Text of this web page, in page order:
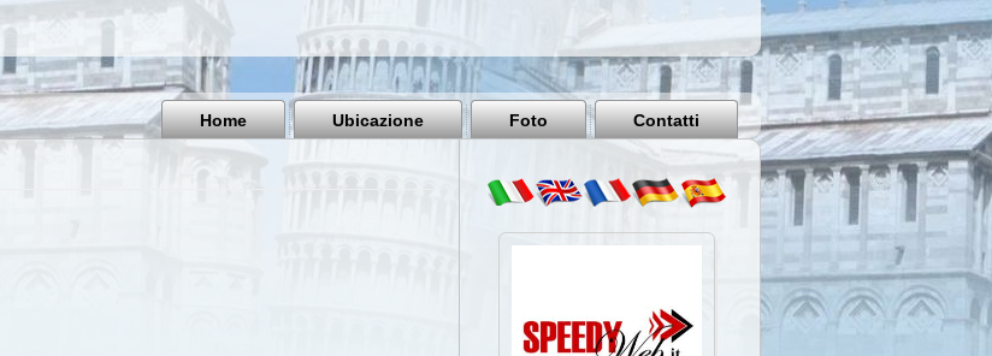
Pisa
Italy
Home Ubicazione Foto Contatti